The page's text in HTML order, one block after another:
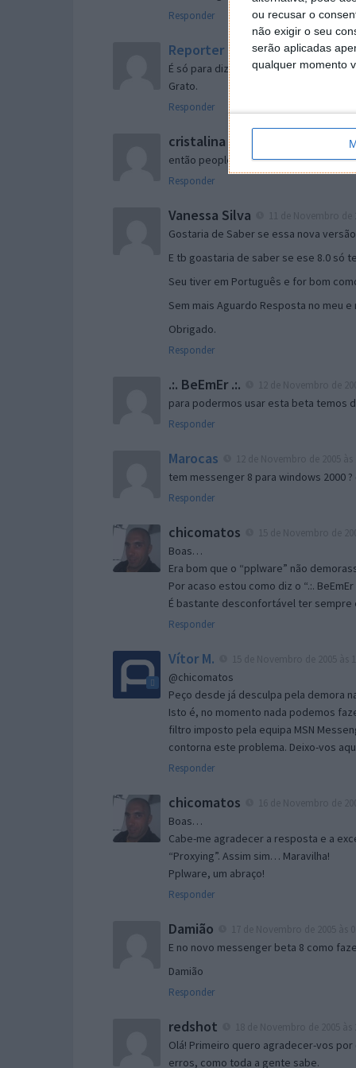
ou recusar o
não exigir o seu
serão aplicadas
qualquer momento
Responder
Reporter 7 de Novembro de 2005 às
É só para dizer que ainda não me
Grato.
Responder
cristalina 11 de Novembro de 2005
então people
Responder
Vanessa Silva
Gostaria de Saber se essa nova
E tb goastaria de saber se ese 8.0 só
Seu tiver em Português e for bom
Sem mais Aguardo Resposta no meu e
Obrigado.
Responder
.:. BeEmEr .:.
para podermos usar esta beta temos
Responder
Marocas
tem messenger 8 para windows 2000
Responder
chicomatos
Boas…
Era bom que o “pplware” não
Por acaso estou como diz o “.:.
É bastante desconfortável ter sempre
Responder
Vítor M.
@chicomatos
Peço desde já desculpa pela demora
Isto é, no momento nada podemos
filtro imposto pela equipa MSN
contorna este problema. Deixo-vos
Responder
chicomatos
Boas…
Cabe-me agradecer a resposta e a
“Proxying”. Assim sim… Maravilha!
Pplware, um abraço!
Responder
Damião
E no novo messenger beta 8 como
Damião
Responder
redshot
Olá! Primeiro quero agradecer-vos
erros, como toda a gente sabe.